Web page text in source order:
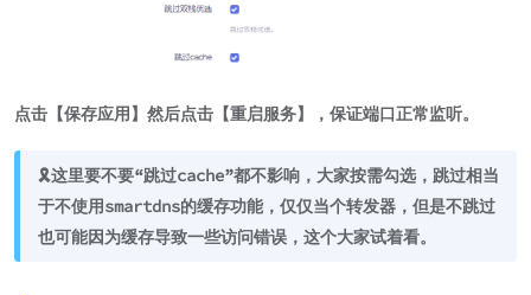
点击【保存应用】然后点击【重启服务】，保证端口正常监听。
🎗️这里要不要“跳过cache”都不影响，大家按需勾选，跳过相当
于不使用smartdns的缓存功能，仅仅当个转发器，但是不跳过
也可能因为缓存导致一些访问错误，这个大家试着看。